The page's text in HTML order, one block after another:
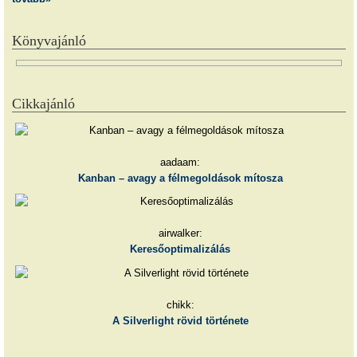
Könyvajánló
Cikkajánló
aadaam:
Kanban – avagy a félmegoldások mítosza
airwalker:
Keresőoptimalizálás
chikk:
A Silverlight rövid története